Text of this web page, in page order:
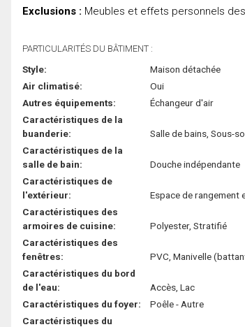
Exclusions : Meubles et effets personnels des
PARTICULARITÉS DU BÂTIMENT :
Style:
Maison détachée
Air climatisé:
Oui
Autres équipements:
Échangeur d'air
Caractéristiques de la
buanderie:
Salle de bains, Sous-
Caractéristiques de la
salle de bain:
Douche indépendante
Caractéristiques de
l'extérieur:
Espace de rangement
Caractéristiques des
armoires de cuisine:
Polyester, Stratifié
Caractéristiques des
fenêtres:
PVC, Manivelle
Caractéristiques du bord
de l'eau:
Accès, Lac
Caractéristiques du foyer:
Poêle - Autre
Caractéristiques du